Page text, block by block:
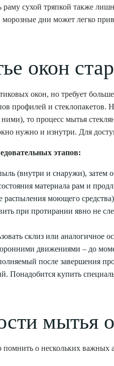
сухой тряпкой также
морозные дни может легко
окон
окон, но требует
профилей и
то процесс мытья
нужно и изнутри. Для
этапов:
(внутри и снаружи),
материала рам и
распыления моющего
при протирании явно не
склиз или
движениями – до
после завершения
купить
мытья
о нескольких важных